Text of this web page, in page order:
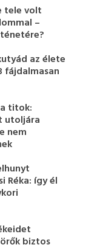
tele volt
–
az élete
fájdalmasan
titok:
utoljára
nem
Réka: így él
biztos